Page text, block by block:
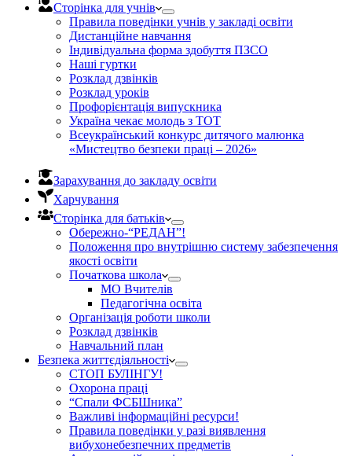
Сторінка для учнів
Правила поведінки учнів у закладі освіти
Дистанційне навчання
Індивідуальна форма здобуття ПЗСО
Наші гуртки
Розклад дзвінків
Розклад уроків
Профорієнтація випускника
Україна чекає молодь з ТОТ
Всеукраїнський конкурс дитячого малюнка
«Мистецтво безпеки праці – 2026»
Зарахування до закладу освіти
Харчування
Сторінка для батьків
Обережно-“РЕДАН”!
Положення про внутрішню систему забезпечення
якості освіти
Початкова школа
МО Вчителів
Педагогічна освіта
Організація роботи школи
Розклад дзвінків
Навчальний план
Безпека життєдіяльності
СТОП БУЛІНГУ!
Охорона праці
“Спали ФСБШника”
Важливі інформаційні ресурси!
Правила поведінки у разі виявлення
вибухонебезпечних предметів